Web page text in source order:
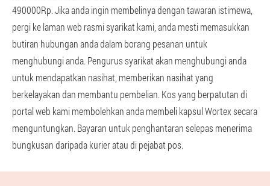
490000Rp. Jika anda ingin membelinya dengan tawaran istimewa,
pergi ke laman web rasmi syarikat kami, anda mesti memasukkan
butiran hubungan anda dalam borang pesanan untuk
menghubungi anda. Pengurus syarikat akan menghubungi anda
untuk mendapatkan nasihat, memberikan nasihat yang
berkelayakan dan membantu pembelian. Kos yang berpatutan di
portal web kami membolehkan anda membeli kapsul Wortex secara
menguntungkan. Bayaran untuk penghantaran selepas menerima
bungkusan daripada kurier atau di pejabat pos.